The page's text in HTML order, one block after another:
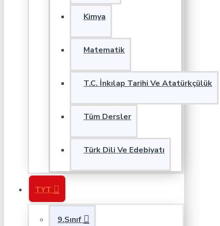
Kimya
Matematik
T.C. İnkılap Tarihi Ve Atatürkçülük
Tüm Dersler
Türk Dili Ve Edebiyatı
TYT
9.Sınıf